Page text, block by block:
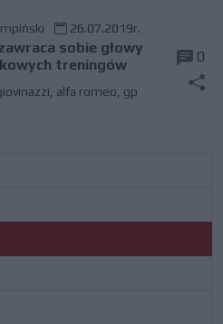
26.07.2019r.
sobie głowy
treningów
alfa romeo gp
0